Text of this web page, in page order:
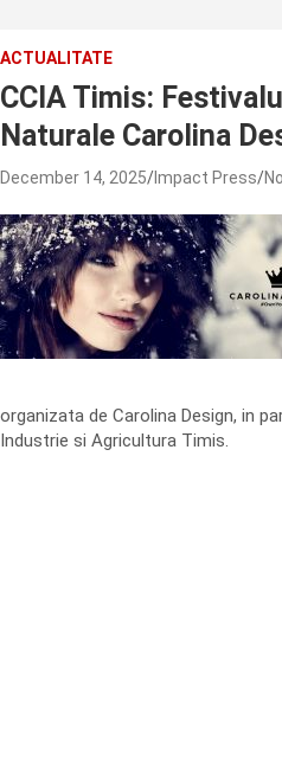
ACTUALITATE
CCIA Timis:
Naturale Carolina
December 14, 2025 Impact Press
organizata de Carolina Design, in
Industrie si Agricultura Timis.